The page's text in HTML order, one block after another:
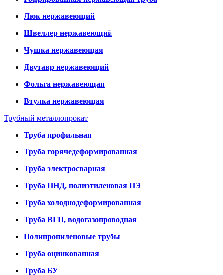
Люк нержавеющий
Швеллер нержавеющий
Чушка нержавеющая
Двутавр нержавеющий
Фольга нержавеющая
Втулка нержавеющая
Трубный металлопрокат
Труба профильная
Труба горячедеформированная
Труба электросварная
Труба ПНД, полиэтиленовая ПЭ
Труба холоднодеформированная
Труба ВГП, водогазопроводная
Полипропиленовые трубы
Труба оцинкованная
Труба БУ